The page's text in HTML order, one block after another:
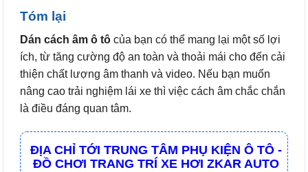
Tóm lại
Dán cách âm ô tô của bạn có thể mang lại một số lợi
ích, từ tăng cường độ an toàn và thoải mái cho đến cải
thiện chất lượng âm thanh và video. Nếu bạn muốn
nâng cao trải nghiệm lái xe thì việc cách âm chắc chắn
là điều đáng quan tâm.
ĐỊA CHỈ TỚI TRUNG TÂM PHỤ KIỆN Ô TÔ -
ĐỒ CHƠI TRANG TRÍ XE HƠI ZKAR AUTO